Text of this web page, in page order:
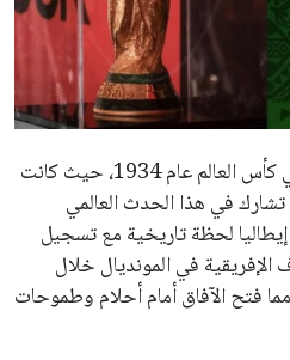
بدأت مسيرة القارة الأفريقية في كأس العالم عام 1934، حيث كانت
في هذا الحدث العالمي
لحظة تاريخية مع تسجيل
في المونديال خلال
فتح الآفاق أمام أحلام وطموحات